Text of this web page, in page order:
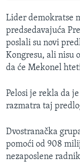
Lider demokratse
predsedavajuća
poslali su novi
Kongresu, ali nisu
da će Mekonel
Pelosi je rekla da
razmatra taj
Dvostranačka
pomoći od 908
nezaposlene